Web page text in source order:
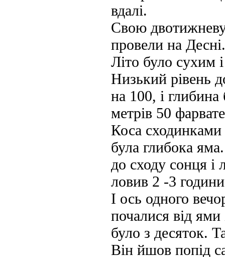
вдалі.
Свою
провели на
Літо було сухим
Низький рівень
на 100, і
метрів 50
Коса
була глибока
до сходу сонця і
ловив 2 -3 години
І ось одного
почалися від ями
було з десяток.
Він йшов попід